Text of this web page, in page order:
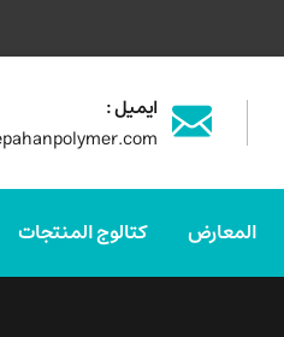
ایمیل :
المعارض كتالوج المنتجات